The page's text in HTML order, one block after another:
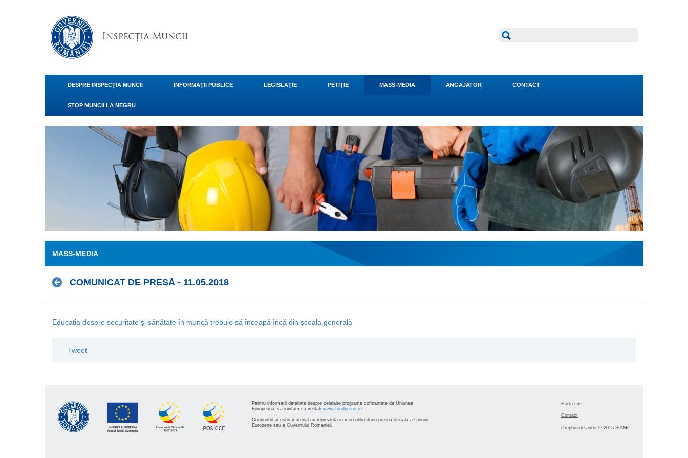
DESPRE INSPECŢIA MUNCII INFORMAŢII PUBLICE LEGISLAŢIE PETIŢIE MASS-MEDIA ANGAJATOR CONTACT
STOP MUNCII LA NEGRU
MASS-MEDIA
COMUNICAT DE PRESĂ - 11.05.2018
Educația despre securitate și sănătate în muncă trebuie să înceapă încă din școala generală
Tweet
Pentru informatii detaliate despre celelalte programe cofinantate de Uniunea
Europeana, va invitam sa vizitati www.fonduri-ue.ro
Continutul acestui material nu reprezinta in mod obligatoriu pozitia oficiala a Uniunii
Europene sau a Guvernului Romaniei.
Hartă site
Contact
Drepturi de autor © 2015 SIAMC